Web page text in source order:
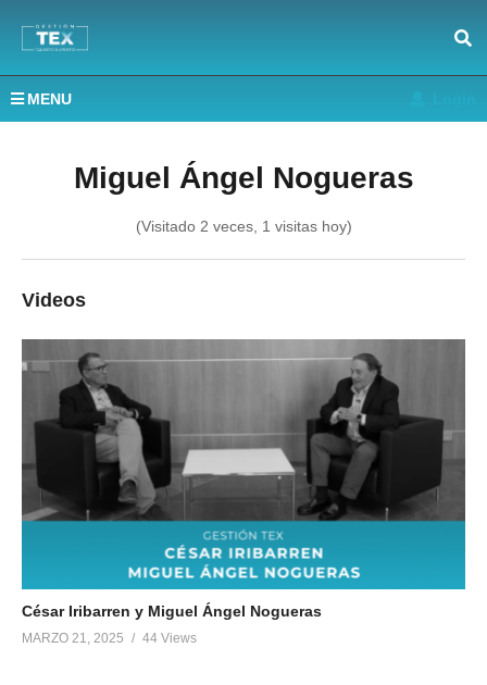
MENU
Miguel Ángel Nogueras
(Visitado 2 veces, 1 visitas hoy)
Videos
César Iribarren y Miguel Ángel Nogueras
MARZO 21, 2025 44 Views